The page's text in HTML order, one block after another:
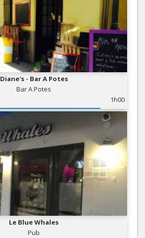
Diane's - Bar A Potes
Bar A Potes
1h00
Le Blue Whales
Pub